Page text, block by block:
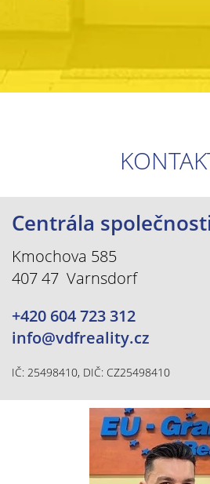
Centrála
Kmochova 585
407 47 Varnsdorf
+420 604 723 312
info@vdfreality.cz
IČ: 25498410, DIČ: CZ25498410